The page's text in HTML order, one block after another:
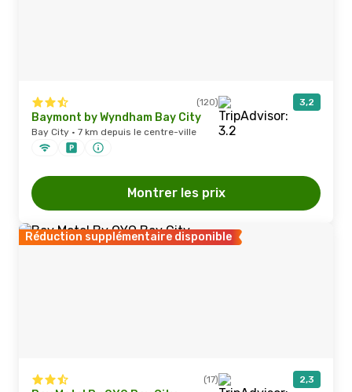
(120) 3,2
Baymont by Wyndham Bay City
Bay City · 7 km depuis le centre-ville
Montrer les prix
Réduction supplémentaire disponible
(17) 2,3